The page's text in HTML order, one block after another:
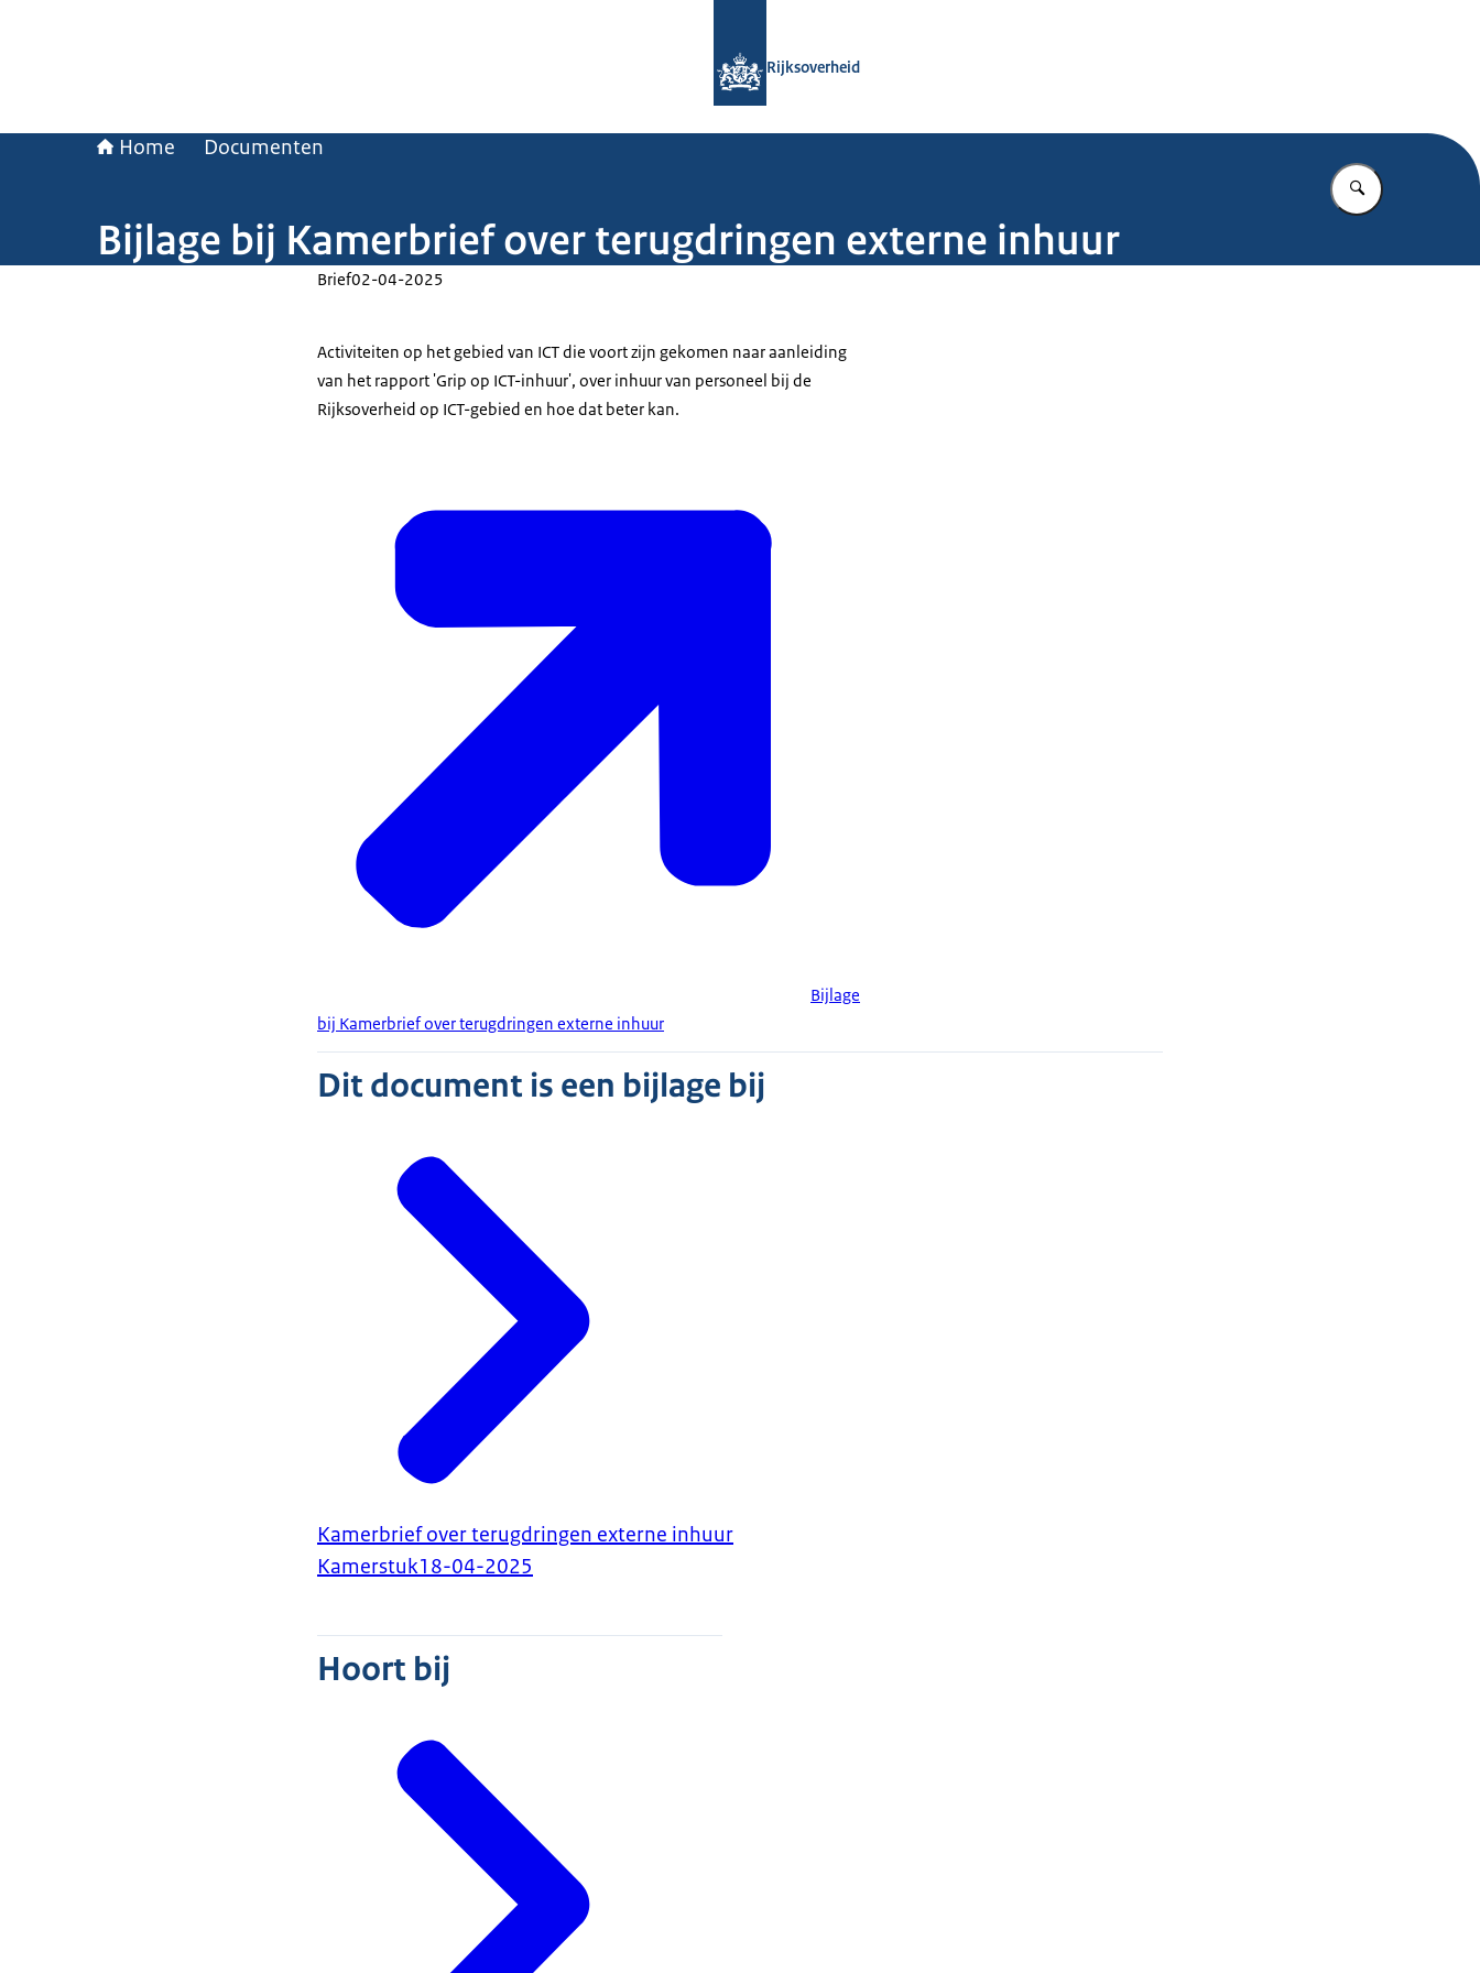
Rijksoverheid
Home Documenten
Vul in wat u
Bijlage bij Kamerbrief over terugdringen externe inhuur
Brief02-04-2025
Activiteiten op het gebied van ICT die voort zijn gekomen naar aanleiding
van het rapport 'Grip op ICT-inhuur', over inhuur van personeel bij de
Rijksoverheid op ICT-gebied en hoe dat beter kan.
Bijlage
bij Kamerbrief over terugdringen externe inhuur
Dit document is een bijlage bij
Kamerbrief over terugdringen externe inhuur
Kamerstuk18-04-2025
Hoort bij